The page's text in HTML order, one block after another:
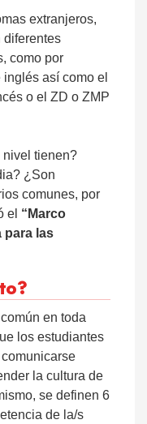
extranjeros,
diferentes
como por
así como el
o el ZD o ZMP
tienen?
¿Son
comunes, por
el “Marco
para las
en toda
los estudiantes
comunicarse
la cultura de
se definen 6
de la/s